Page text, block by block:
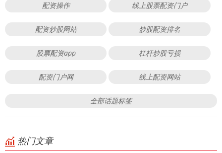
配资操作 线上股票配资门户
配资炒股网站 炒股配资排名
股票配资app 杠杆炒股亏损
配资门户网 线上配资网站
全部话题标签
热门文章